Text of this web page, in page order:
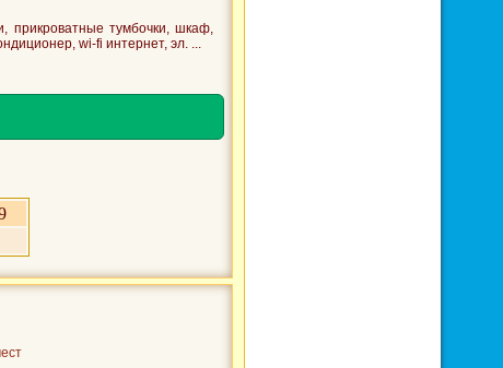
прикроватные тумбочки, шкаф,
wi-fi интернет, эл. ...